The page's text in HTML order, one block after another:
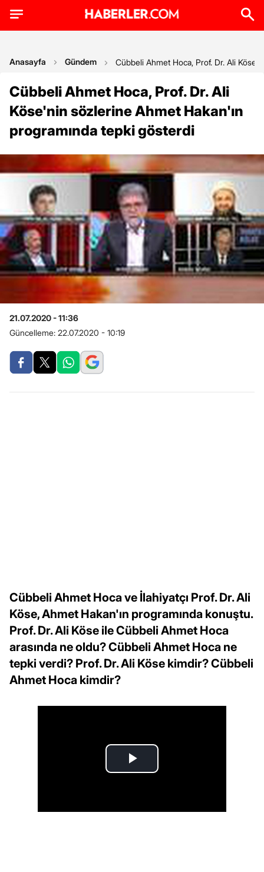
Anasayfa Gündem Cübbeli Ahmet Hoca, Prof. Dr. Ali
Cübbeli Ahmet Hoca, Prof. Dr. Ali
Köse'nin sözlerine Ahmet Hakan'ın
programında tepki gösterdi
21.07.2020 - 11:36
Güncelleme: 22.07.2020 - 10:19
Cübbeli Ahmet Hoca ve İlahiyatçı Prof. Dr. Ali
Köse, Ahmet Hakan'ın programında konuştu.
Prof. Dr. Ali Köse ile Cübbeli Ahmet Hoca
arasında ne oldu? Cübbeli Ahmet Hoca ne
tepki verdi? Prof. Dr. Ali Köse kimdir? Cübbeli
Ahmet Hoca kimdir?